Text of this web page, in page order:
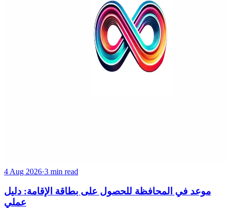
4 Aug 2026·3 min read
موعد في المحافظة للحصول على بطاقة الإقامة: دليل
عملي